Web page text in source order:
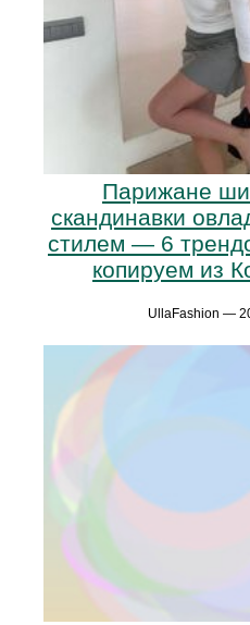
Парижане
скандинавки
стилем — 6
копируем из
UllaFashion —